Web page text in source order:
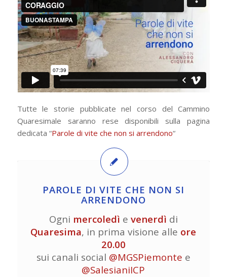
Tutte le storie pubblicate nel corso del Cammino
Quaresimale saranno rese disponibili sulla pagina
dedicata “Parole di vite che non si arrendono“
PAROLE DI VITE CHE NON SI
ARRENDONO
Ogni mercoledì e venerdì di
Quaresima, in prima visione alle ore
20.00
sui canali social @MGSPiemonte e
@SalesianiICP